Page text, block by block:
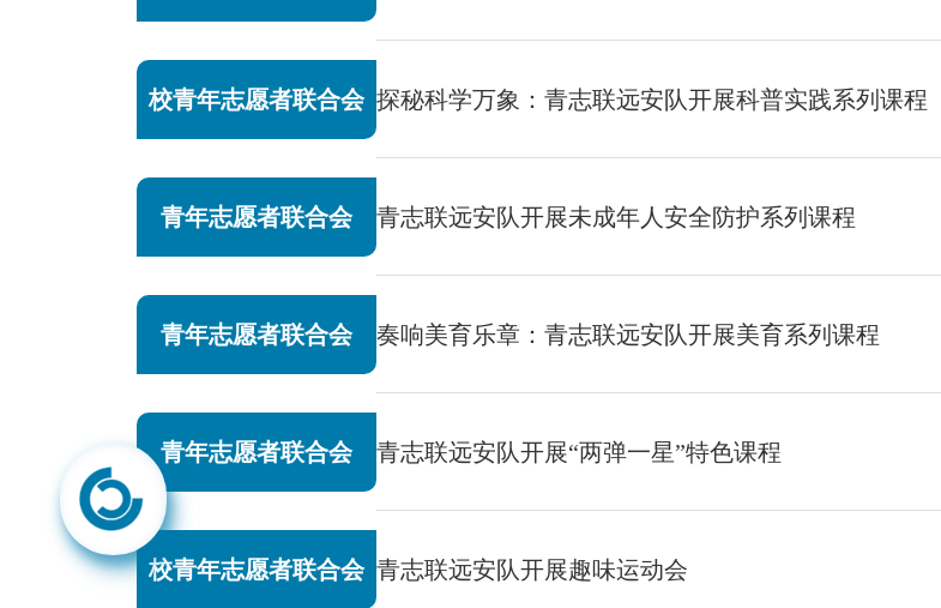
校青年志愿者联合会 探秘科学万象：青志联远安队开展科普实践系列课程
青年志愿者联合会 青志联远安队开展未成年人安全防护系列课程
青年志愿者联合会 奏响美育乐章：青志联远安队开展美育系列课程
青年志愿者联合会 青志联远安队开展“两弹一星”特色课程
校青年志愿者联合会 青志联远安队开展趣味运动会